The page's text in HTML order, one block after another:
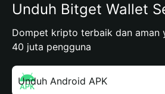
Unduh Bitget Wallet
Dompet kripto terbaik dan aman
40 juta pengguna
Unduh Android APK